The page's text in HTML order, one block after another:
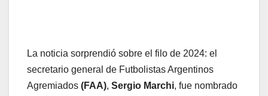
La noticia sorprendió sobre el filo de 2024: el
secretario general de Futbolistas Argentinos
Agremiados (FAA), Sergio Marchi, fue nombrado